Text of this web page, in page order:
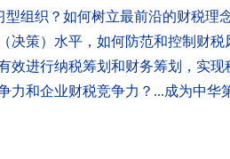
组织？如何树立最前沿的财税理
策）水平，如何防范和控制财
进行纳税筹划和财务筹划，实
和企业财税竞争力？...成为中华